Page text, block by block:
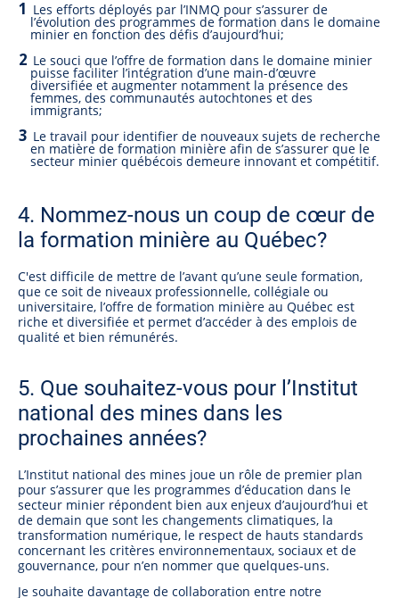
Les efforts déployés par l’INMQ pour s’assurer de
l’évolution des programmes de formation dans le domaine
minier en fonction des défis d’aujourd’hui;
Le souci que l’offre de formation dans le domaine minier
puisse faciliter l’intégration d’une main-d’œuvre
diversifiée et augmenter notamment la présence des
femmes, des communautés autochtones et des
immigrants;
Le travail pour identifier de nouveaux sujets de recherche
en matière de formation minière afin de s’assurer que le
secteur minier québécois demeure innovant et compétitif.
4. Nommez-nous un coup de cœur de
la formation minière au Québec?
C'est difficile de mettre de l’avant qu’une seule formation,
que ce soit de niveaux professionnelle, collégiale ou
universitaire, l’offre de formation minière au Québec est
riche et diversifiée et permet d’accéder à des emplois de
qualité et bien rémunérés.
5. Que souhaitez-vous pour l’Institut
national des mines dans les
prochaines années?
L’Institut national des mines joue un rôle de premier plan
pour s’assurer que les programmes d’éducation dans le
secteur minier répondent bien aux enjeux d’aujourd’hui et
de demain que sont les changements climatiques, la
transformation numérique, le respect de hauts standards
concernant les critères environnementaux, sociaux et de
gouvernance, pour n’en nommer que quelques-uns.
Je souhaite davantage de collaboration entre notre